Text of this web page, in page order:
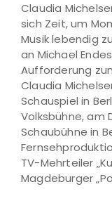
Claudia
sich Zeit, um
Musik lebendig
an Michael
Aufforderung
Claudia
Schauspiel in
Volksbühne, am
Schaubühne in
TV-Mehrteiler
Magdeburger